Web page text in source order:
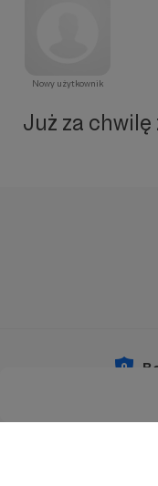
Nowy użytkownik
Już za